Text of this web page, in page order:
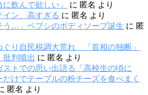
飲んで欲しい」
に 匿名 より
イン、高すぎる に 匿名 より
う…」ペプシのボディソープ誕生 に 匿
ぐり自民税調大荒れ 「首相の独断」
批判噴出 に 匿名 より
トでの思い出語る「高校生の頃に
だけでテーブルの粉チーズを食べまく
匿名 より